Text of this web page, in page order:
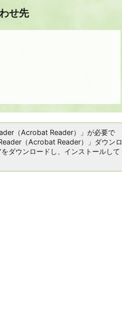
せ先
（Acrobat Reader）」が必要で
（Acrobat Reader）」ダウンロ
ダウンロードし、インストールして